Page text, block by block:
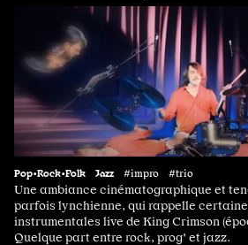
Pop•Rock•Folk Jazz #impro #trio
Une ambiance cinématographique et
parfois lynchienne, qui rappelle
instrumentales live de King Crimson
Quelque partentre rock, prog' et jazz.